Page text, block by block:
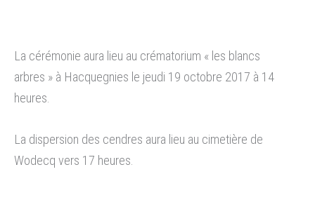
La cérémonie aura lieu au crématorium « les blancs
arbres » à Hacquegnies le jeudi 19 octobre 2017 à 14
heures.
La dispersion des cendres aura lieu au cimetière de
Wodecq vers 17 heures.